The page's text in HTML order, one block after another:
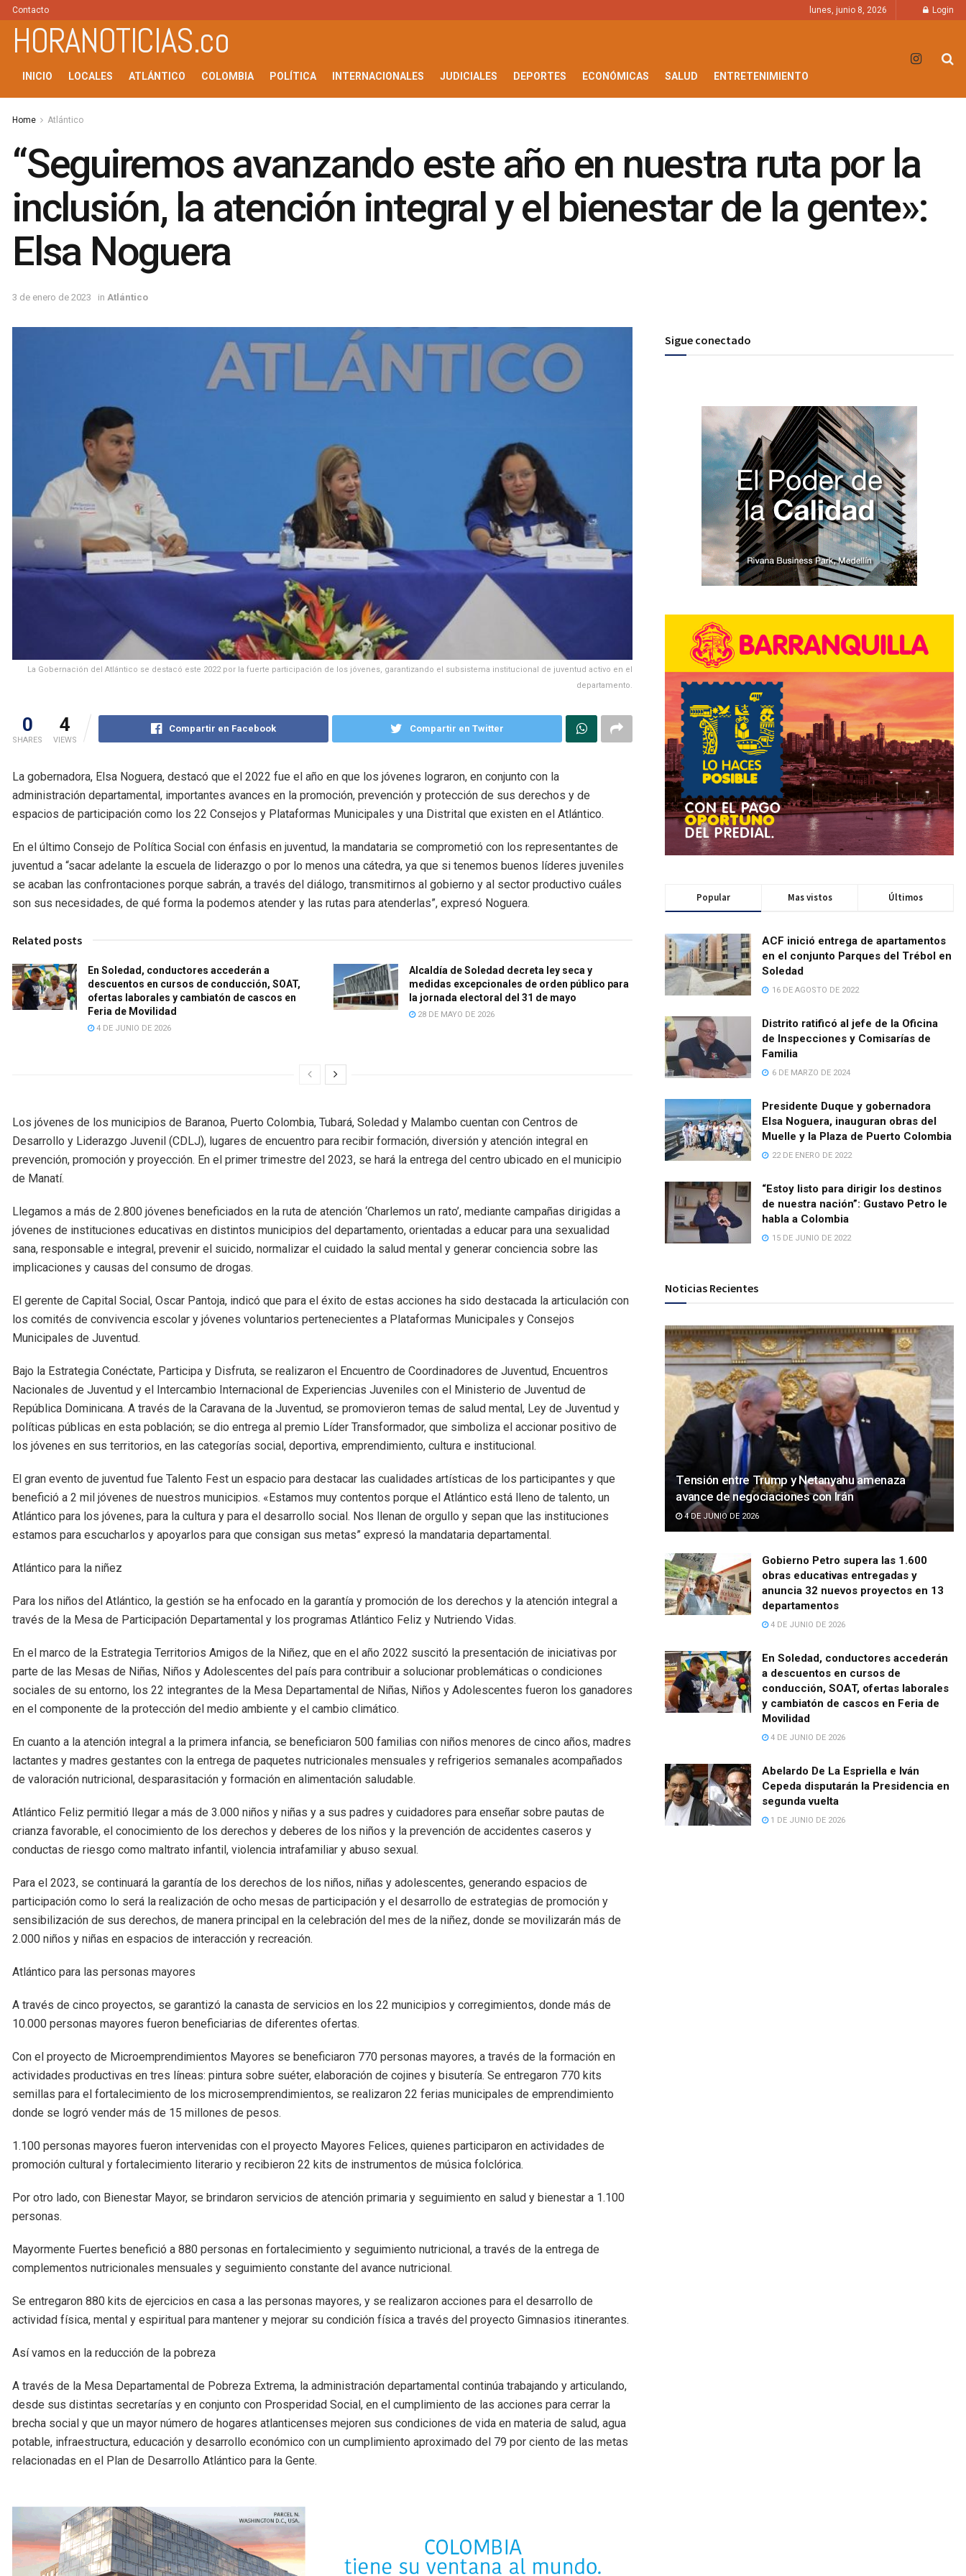
Contacto lunes, junio 8, 2026 Login
HORANOTICIAS.co
INICIO LOCALES ATLÁNTICO COLOMBIA POLÍTICA INTERNACIONALES JUDICIALES DEPORTES ECONÓMICAS SALUD ENTRETENIMIENTO
Home Atlántico
“Seguiremos avanzando este año en nuestra ruta por la
inclusión, la atención integral y el bienestar de la gente»:
Elsa Noguera
3 de enero de 2023 in Atlántico
La Gobernación del Atlántico se destacó este 2022 por la fuerte participación de los jóvenes, garantizando el subsistema institucional de juventud activo en el
departamento.
0
SHARES
4
VIEWS
Compartir en Facebook Compartir en Twitter
La gobernadora, Elsa Noguera, destacó que el 2022 fue el año en que los jóvenes lograron, en conjunto con la
administración departamental, importantes avances en la promoción, prevención y protección de sus derechos y de
espacios de participación como los 22 Consejos y Plataformas Municipales y una Distrital que existen en el Atlántico.
En el último Consejo de Política Social con énfasis en juventud, la mandataria se comprometió con los representantes de
juventud a “sacar adelante la escuela de liderazgo o por lo menos una cátedra, ya que si tenemos buenos líderes juveniles
se acaban las confrontaciones porque sabrán, a través del diálogo, transmitirnos al gobierno y al sector productivo cuáles
son sus necesidades, de qué forma la podemos atender y las rutas para atenderlas”, expresó Noguera.
Related posts
En Soledad, conductores accederán a
descuentos en cursos de conducción, SOAT,
ofertas laborales y cambiatón de cascos en
Feria de Movilidad
4 DE JUNIO DE 2026
Alcaldía de Soledad decreta ley seca y
medidas excepcionales de orden público para
la jornada electoral del 31 de mayo
28 DE MAYO DE 2026
Los jóvenes de los municipios de Baranoa, Puerto Colombia, Tubará, Soledad y Malambo cuentan con Centros de
Desarrollo y Liderazgo Juvenil (CDLJ), lugares de encuentro para recibir formación, diversión y atención integral en
prevención, promoción y proyección. En el primer trimestre del 2023, se hará la entrega del centro ubicado en el municipio
de Manatí.
Llegamos a más de 2.800 jóvenes beneficiados en la ruta de atención ‘Charlemos un rato’, mediante campañas dirigidas a
jóvenes de instituciones educativas en distintos municipios del departamento, orientadas a educar para una sexualidad
sana, responsable e integral, prevenir el suicido, normalizar el cuidado la salud mental y generar conciencia sobre las
implicaciones y causas del consumo de drogas.
El gerente de Capital Social, Oscar Pantoja, indicó que para el éxito de estas acciones ha sido destacada la articulación con
los comités de convivencia escolar y jóvenes voluntarios pertenecientes a Plataformas Municipales y Consejos
Municipales de Juventud.
Bajo la Estrategia Conéctate, Participa y Disfruta, se realizaron el Encuentro de Coordinadores de Juventud, Encuentros
Nacionales de Juventud y el Intercambio Internacional de Experiencias Juveniles con el Ministerio de Juventud de
República Dominicana. A través de la Caravana de la Juventud, se promovieron temas de salud mental, Ley de Juventud y
políticas públicas en esta población; se dio entrega al premio Líder Transformador, que simboliza el accionar positivo de
los jóvenes en sus territorios, en las categorías social, deportiva, emprendimiento, cultura e institucional.
El gran evento de juventud fue Talento Fest un espacio para destacar las cualidades artísticas de los participantes y que
benefició a 2 mil jóvenes de nuestros municipios. «Estamos muy contentos porque el Atlántico está lleno de talento, un
Atlántico para los jóvenes, para la cultura y para el desarrollo social. Nos llenan de orgullo y sepan que las instituciones
estamos para escucharlos y apoyarlos para que consigan sus metas” expresó la mandataria departamental.
Atlántico para la niñez
Para los niños del Atlántico, la gestión se ha enfocado en la garantía y promoción de los derechos y la atención integral a
través de la Mesa de Participación Departamental y los programas Atlántico Feliz y Nutriendo Vidas.
En el marco de la Estrategia Territorios Amigos de la Niñez, que en el año 2022 suscitó la presentación de iniciativas por
parte de las Mesas de Niñas, Niños y Adolescentes del país para contribuir a solucionar problemáticas o condiciones
sociales de su entorno, los 22 integrantes de la Mesa Departamental de Niñas, Niños y Adolescentes fueron los ganadores
en el componente de la protección del medio ambiente y el cambio climático.
En cuanto a la atención integral a la primera infancia, se beneficiaron 500 familias con niños menores de cinco años, madres
lactantes y madres gestantes con la entrega de paquetes nutricionales mensuales y refrigerios semanales acompañados
de valoración nutricional, desparasitación y formación en alimentación saludable.
Atlántico Feliz permitió llegar a más de 3.000 niños y niñas y a sus padres y cuidadores para enseñar sobre pautas de
crianza favorable, el conocimiento de los derechos y deberes de los niños y la prevención de accidentes caseros y
conductas de riesgo como maltrato infantil, violencia intrafamiliar y abuso sexual.
Para el 2023, se continuará la garantía de los derechos de los niños, niñas y adolescentes, generando espacios de
participación como lo será la realización de ocho mesas de participación y el desarrollo de estrategias de promoción y
sensibilización de sus derechos, de manera principal en la celebración del mes de la niñez, donde se movilizarán más de
2.000 niños y niñas en espacios de interacción y recreación.
Atlántico para las personas mayores
A través de cinco proyectos, se garantizó la canasta de servicios en los 22 municipios y corregimientos, donde más de
10.000 personas mayores fueron beneficiarias de diferentes ofertas.
Con el proyecto de Microemprendimientos Mayores se beneficiaron 770 personas mayores, a través de la formación en
actividades productivas en tres líneas: pintura sobre suéter, elaboración de cojines y bisutería. Se entregaron 770 kits
semillas para el fortalecimiento de los microsemprendimientos, se realizaron 22 ferias municipales de emprendimiento
donde se logró vender más de 15 millones de pesos.
1.100 personas mayores fueron intervenidas con el proyecto Mayores Felices, quienes participaron en actividades de
promoción cultural y fortalecimiento literario y recibieron 22 kits de instrumentos de música folclórica.
Por otro lado, con Bienestar Mayor, se brindaron servicios de atención primaria y seguimiento en salud y bienestar a 1.100
personas.
Mayormente Fuertes benefició a 880 personas en fortalecimiento y seguimiento nutricional, a través de la entrega de
complementos nutricionales mensuales y seguimiento constante del avance nutricional.
Se entregaron 880 kits de ejercicios en casa a las personas mayores, y se realizaron acciones para el desarrollo de
actividad física, mental y espiritual para mantener y mejorar su condición física a través del proyecto Gimnasios itinerantes.
Así vamos en la reducción de la pobreza
A través de la Mesa Departamental de Pobreza Extrema, la administración departamental continúa trabajando y articulando,
desde sus distintas secretarías y en conjunto con Prosperidad Social, en el cumplimiento de las acciones para cerrar la
brecha social y que un mayor número de hogares atlanticenses mejoren sus condiciones de vida en materia de salud, agua
potable, infraestructura, educación y desarrollo económico con un cumplimiento aproximado del 79 por ciento de las metas
relacionadas en el Plan de Desarrollo Atlántico para la Gente.
Sigue conectado
Popular Mas vistos Últimos
ACF inició entrega de apartamentos
en el conjunto Parques del Trébol en
Soledad
16 DE AGOSTO DE 2022
Distrito ratificó al jefe de la Oficina
de Inspecciones y Comisarías de
Familia
6 DE MARZO DE 2024
Presidente Duque y gobernadora
Elsa Noguera, inauguran obras del
Muelle y la Plaza de Puerto Colombia
22 DE ENERO DE 2022
“Estoy listo para dirigir los destinos
de nuestra nación”: Gustavo Petro le
habla a Colombia
15 DE JUNIO DE 2022
Noticias Recientes
Tensión entre Trump y Netanyahu amenaza
avance de negociaciones con Irán
4 DE JUNIO DE 2026
Gobierno Petro supera las 1.600
obras educativas entregadas y
anuncia 32 nuevos proyectos en 13
departamentos
4 DE JUNIO DE 2026
En Soledad, conductores accederán
a descuentos en cursos de
conducción, SOAT, ofertas laborales
y cambiatón de cascos en Feria de
Movilidad
4 DE JUNIO DE 2026
Abelardo De La Espriella e Iván
Cepeda disputarán la Presidencia en
segunda vuelta
1 DE JUNIO DE 2026